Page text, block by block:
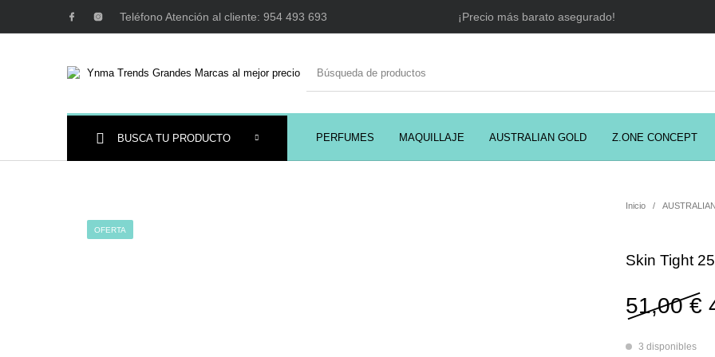
Teléfono Atención al cliente: 954 493 693 ¡Precio más barato asegurado!
PERFUMES MAQUILLAJE AUSTRALIAN GOLD Z.ONE CONCEPT
BUSCA TU PRODUCTO
Prosolaris
OFERTA
Inicio /
Skin Tight
51,00€
3 disponibles